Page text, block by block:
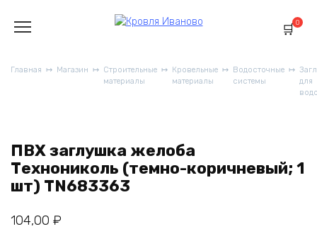
содержанию
0
Главная Магазин
Строительные
материалы
Кровельные
материалы
Водосточные
системы
для
ПВХ заглушка желоба
Технониколь (темно-коричневый; 1
шт) TN683363
104,00 ₽